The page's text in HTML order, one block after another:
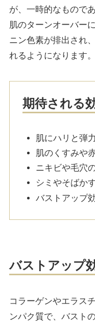
が、一時的なもので
肌のターンオーバー
ニン色素が排出され
れるようになります。
期待される
肌にハリと弾
肌のくすみや
ニキビや毛穴
シミやそばか
バストアップ
バストアップ
コラーゲンやエラス
ンパク質で、バスト